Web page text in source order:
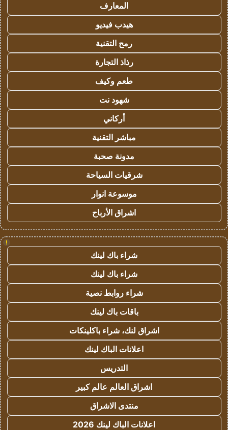
المعارف
هيدب فيديو
رمح التقنية
رذاذ التجارة
طعم وكيف
شهود نت
أركاني
مباشر التقنية
مدونة صحبة
شرقيات السياحة
موسوعة انوار
اشراق الأرباح
!
شراء باك لينك
شراء باك لينك
شراء روابط نصية
باقات باك لينك
اشراق لنك، شراء باكلينكات
اعلانات الباك لينك
التدريس
اشراق العالم عالم كبير
منتدى الاشراق
اعلانات الباك لينك 2026